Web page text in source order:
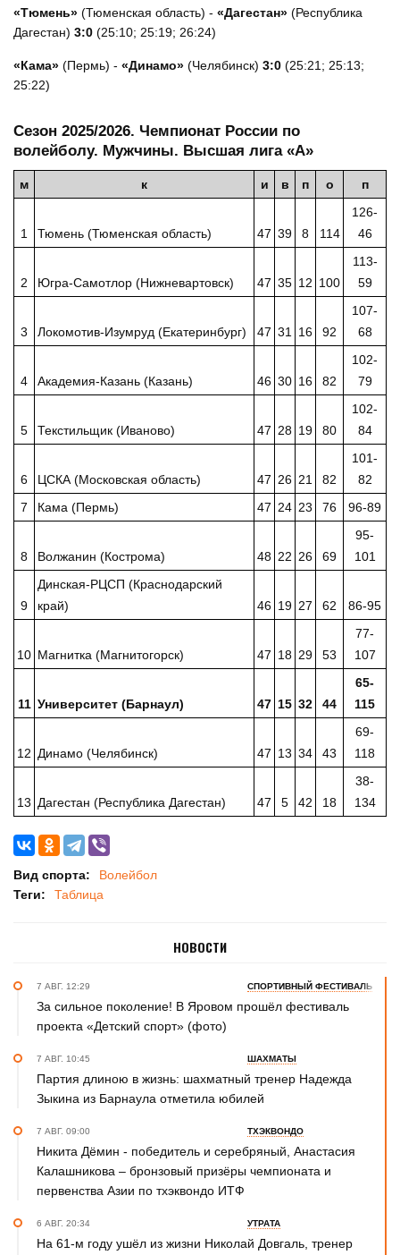
«Тюмень» (Тюменская область) - «Дагестан» (Республика
Дагестан) 3:0 (25:10; 25:19; 26:24)
«Кама» (Пермь) - «Динамо» (Челябинск) 3:0 (25:21; 25:13;
25:22)
Сезон 2025/2026. Чемпионат России по
волейболу. Мужчины. Высшая лига «А»
м к и в п о п
1 Тюмень (Тюменская область) 47 39 8 114
126-
46
2 Югра-Самотлор (Нижневартовск) 47 35 12 100
113-
59
3 Локомотив-Изумруд (Екатеринбург) 47 31 16 92
107-
68
4 Академия-Казань (Казань) 46 30 16 82
102-
79
5 Текстильщик (Иваново) 47 28 19 80
102-
84
6 ЦСКА (Московская область) 47 26 21 82
101-
82
7
Кама (Пермь) 47 24 23 76 96-89
8 Волжанин (Кострома) 48 22 26 69
95-
101
9
Динская-РЦСП (Краснодарский
край)
46 19 27 62 86-95
10 Магнитка (Магнитогорск) 47 18 29 53
77-
107
11 Университет (Барнаул) 47 15 32 44
65-
115
12 Динамо (Челябинск) 47 13 34 43
69-
118
13 Дагестан (Республика Дагестан) 47 5 42 18
38-
134
Вид спорта:
Волейбол
Теги:
Таблица
НОВОСТИ
7 АВГ. 12:29 СПОРТИВНЫЙ ФЕСТИВАЛЬ
За сильное поколение! В Яровом прошёл фестиваль
проекта «Детский спорт» (фото)
7 АВГ. 10:45 ШАХМАТЫ
Партия длиною в жизнь: шахматный тренер Надежда
Зыкина из Барнаула отметила юбилей
7 АВГ. 09:00 ТХЭКВОНДО
Никита Дёмин - победитель и серебряный, Анастасия
Калашникова – бронзовый призёры чемпионата и
первенства Азии по тхэквондо ИТФ
6 АВГ. 20:34 УТРАТА
На 61-м году ушёл из жизни Николай Довгаль, тренер